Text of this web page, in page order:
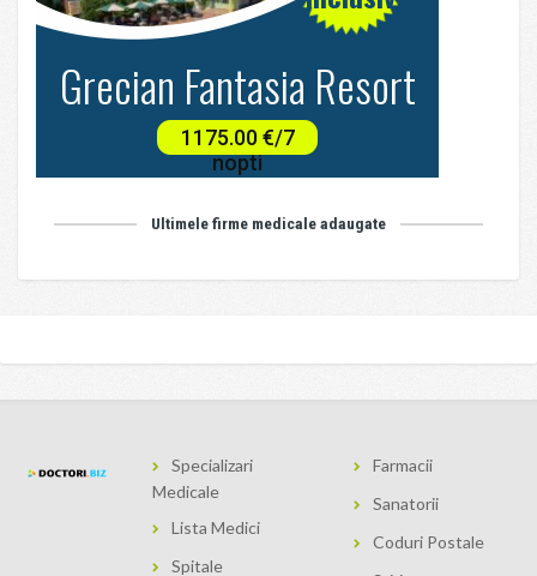
Ultimele firme medicale adaugate
Specializari
Medicale
Lista Medici
Spitale
Farmacii
Sanatorii
Coduri Postale